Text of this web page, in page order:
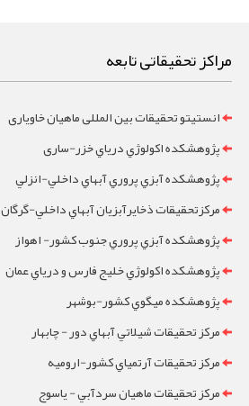
مراکز تحقیقاتی تابعه
انستیتو تحقیقات بین المللی ماهیان خاویاری
پژوهشکده اکولوژي درياي خزر-ساری
پژوهشکده آبزي پروري آبهاي داخلي-انزلي
مرکزتحقيقات ذخايرآبزيان آبهاي داخلي-گرگان
پژوهشکده آبزي پروري جنوب کشور- اهواز
پژوهشکده اکولوژي خليج فارس و درياي عمان
پژوهشکده ميگوي کشور-بوشهر
مرکز تحقيقات شيلاتي آبهاي دور - چابهار
مرکز تحقيقات آرتمياي کشور-ارومیه
مرکز تحقيقات ماهيان سردآبي - ياسوج